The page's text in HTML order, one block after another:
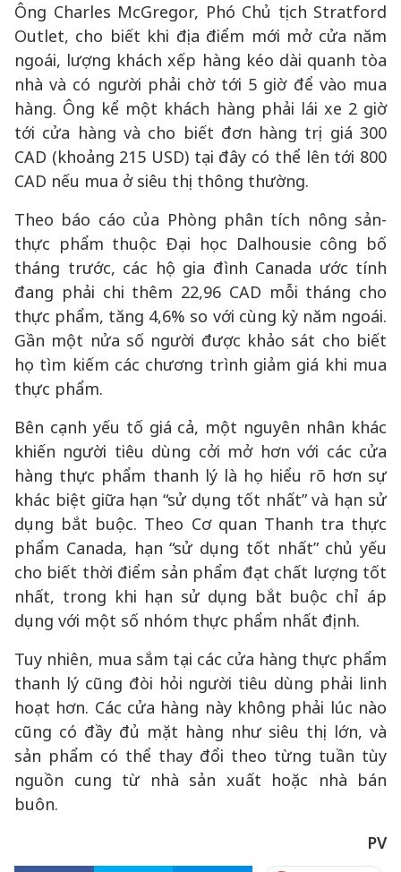
Ông Charles McGregor, Phó Chủ tịch Stratford
Outlet, cho biết khi địa điểm mới mở cửa năm
ngoái, lượng khách xếp hàng kéo dài quanh tòa
nhà và có người phải chờ tới 5 giờ để vào mua
hàng. Ông kể một khách hàng phải lái xe 2 giờ
tới cửa hàng và cho biết đơn hàng trị giá 300
CAD (khoảng 215 USD) tại đây có thể lên tới 800
CAD nếu mua ở siêu thị thông thường.
Theo báo cáo của Phòng phân tích nông sản-
thực phẩm thuộc Đại học Dalhousie công bố
tháng trước, các hộ gia đình Canada ước tính
đang phải chi thêm 22,96 CAD mỗi tháng cho
thực phẩm, tăng 4,6% so với cùng kỳ năm ngoái.
Gần một nửa số người được khảo sát cho biết
họ tìm kiếm các chương trình giảm giá khi mua
thực phẩm.
Bên cạnh yếu tố giá cả, một nguyên nhân khác
khiến người tiêu dùng cởi mở hơn với các cửa
hàng thực phẩm thanh lý là họ hiểu rõ hơn sự
khác biệt giữa hạn “sử dụng tốt nhất” và hạn sử
dụng bắt buộc. Theo Cơ quan Thanh tra thực
phẩm Canada, hạn “sử dụng tốt nhất” chủ yếu
cho biết thời điểm sản phẩm đạt chất lượng tốt
nhất, trong khi hạn sử dụng bắt buộc chỉ áp
dụng với một số nhóm thực phẩm nhất định.
Tuy nhiên, mua sắm tại các cửa hàng thực phẩm
thanh lý cũng đòi hỏi người tiêu dùng phải linh
hoạt hơn. Các cửa hàng này không phải lúc nào
cũng có đầy đủ mặt hàng như siêu thị lớn, và
sản phẩm có thể thay đổi theo từng tuần tùy
nguồn cung từ nhà sản xuất hoặc nhà bán
buôn.
PV